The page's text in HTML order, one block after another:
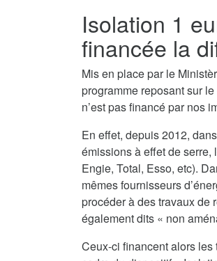
Isolation 1
financée la
Mis en place par le
programme reposant sur
n’est pas financé par nos
En effet, depuis 2012,
émissions à effet de serre,
Engie, Total, Esso, etc).
mêmes fournisseurs
procéder à des travaux de
également dits « non
Ceux-ci financent alors les